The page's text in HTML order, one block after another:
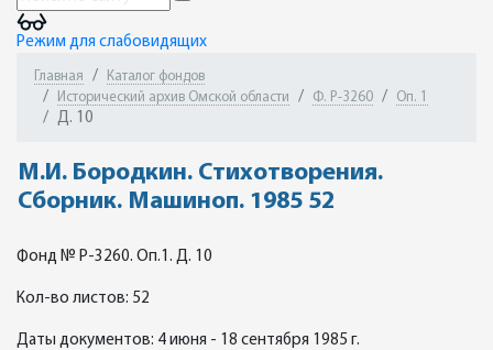
Режим для слабовидящих
Главная
Каталог фондов
Исторический архив Омской области
Ф. Р-3260 Оп. 1
Д. 10
М.И. Бородкин. Стихотворения.
Сборник. Машиноп. 1985 52
Фонд № Р-3260. Оп.1. Д. 10
Кол-во листов: 52
Даты документов: 4 июня - 18 сентября 1985 г.